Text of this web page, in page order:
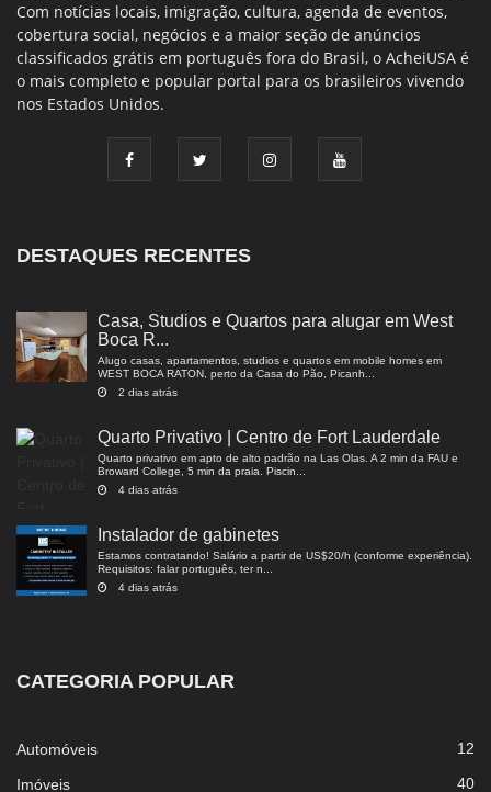
Com notícias locais, imigração, cultura, agenda de eventos,
cobertura social, negócios e a maior seção de anúncios
classificados grátis em português fora do Brasil, o AcheiUSA é
o mais completo e popular portal para os brasileiros vivendo
nos Estados Unidos.
DESTAQUES RECENTES
Casa, Studios e Quartos para alugar em West
Boca R...
Alugo casas, apartamentos, studios e quartos em mobile homes em
WEST BOCA RATON, perto da Casa do Pão, Picanh...
2 dias atrás
Quarto Privativo | Centro de Fort Lauderdale
Quarto privativo em apto de alto padrão na Las Olas. A 2 min da FAU e
Broward College, 5 min da praia. Piscin...
4 dias atrás
Instalador de gabinetes
Estamos contratando! Salário a partir de US$20/h (conforme experiência).
Requisitos: falar português, ter n...
4 dias atrás
CATEGORIA POPULAR
Automóveis 12
Imóveis 40